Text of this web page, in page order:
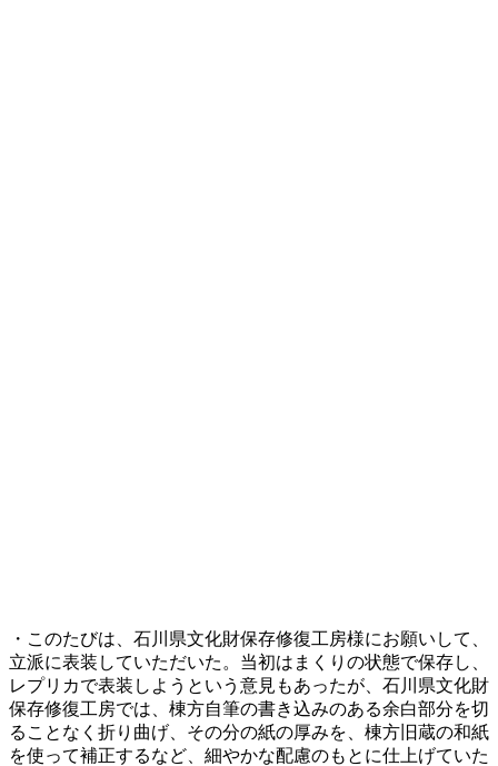
・このたびは、石川県文化財保存修復工房様にお願いして、
立派に表装していただいた。当初はまくりの状態で保存し、
レプリカで表装しようという意見もあったが、石川県文化財
保存修復工房では、棟方自筆の書き込みのある余白部分を切
ることなく折り曲げ、その分の紙の厚みを、棟方旧蔵の和紙
を使って補正するなど、細やかな配慮のもとに仕上げていた